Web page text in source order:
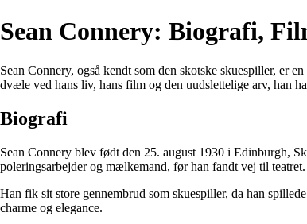
Sean Connery: Biografi,
Sean Connery, også kendt som den skotske skuespiller, er
dvæle ved hans liv, hans film og den uudslettelige arv, han
Biografi
Sean Connery blev født den 25. august 1930 i Edinburgh,
poleringsarbejder og mælkemand, før han fandt vej til teatret.
Han fik sit store gennembrud som skuespiller, da han
charme og elegance.